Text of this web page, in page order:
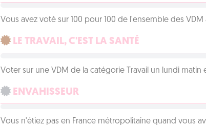
Vous avez voté sur 100 pour 100 de l'ensemble des VDM
LE TRAVAIL, C'EST LA SANTÉ
Voter sur une VDM de la catégorie Travail un lundi matin
ENVAHISSEUR
Vous n'étiez pas en France métropolitaine quand vous